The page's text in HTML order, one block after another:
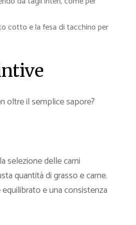
cotto e la fesa di tacchino per
oltre il semplice sapore?
selezione delle carni
quantità di grasso e carne.
e una consistenza